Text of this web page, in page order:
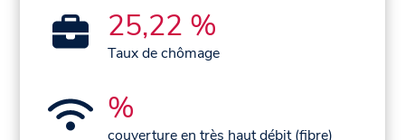
25,22 %
Taux de chômage
%
couverture en très haut débit (fibre)